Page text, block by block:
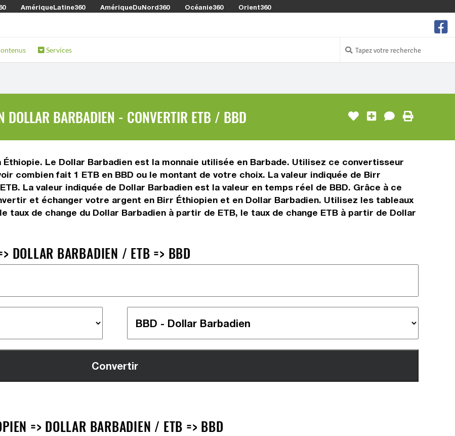
AmériqueLatine360 AmériqueDuNord360 Océanie360 Orient360
Services
DOLLAR BARBADIEN - CONVERTIR ETB / BBD
Le Dollar Barbadien est la monnaie utilisée en Barbade. Utilisez ce convertisseur
combien fait 1 ETB en BBD ou le montant de votre choix. La valeur indiquée de Birr
La valeur indiquée de Dollar Barbadien est la valeur en temps réel de BBD. Grâce à ce
et échanger votre argent en Birr Éthiopien et en Dollar Barbadien. Utilisez les tableaux
taux de change du Dollar Barbadien à partir de ETB, le taux de change ETB à partir de Dollar
DOLLAR BARBADIEN / ETB => BBD
=> DOLLAR BARBADIEN / ETB => BBD